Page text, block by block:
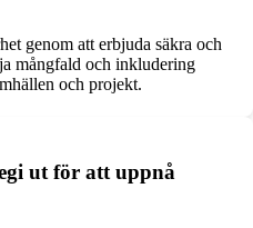
genom att erbjuda säkra och
mångfald och inkludering
och projekt.
ut för att uppnå